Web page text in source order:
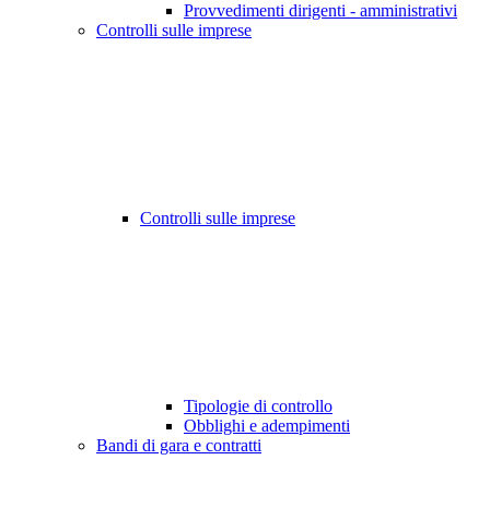
Provvedimenti dirigenti - amministrativi
Controlli sulle imprese
Controlli sulle imprese
Tipologie di controllo
Obblighi e adempimenti
Bandi di gara e contratti